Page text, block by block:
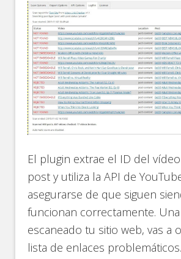
El plugin extrae el ID del
post y utiliza la API de
asegurarse de que siguen
funcionan correctamente.
escaneado tu sitio web, vas a
lista de enlaces